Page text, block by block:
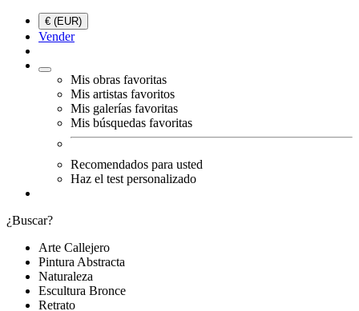
€ (EUR)
Vender
Mis obras favoritas
Mis artistas favoritos
Mis galerías favoritas
Mis búsquedas favoritas
Recomendados para usted
Haz el test personalizado
¿Buscar?
Arte Callejero
Pintura Abstracta
Naturaleza
Escultura Bronce
Retrato